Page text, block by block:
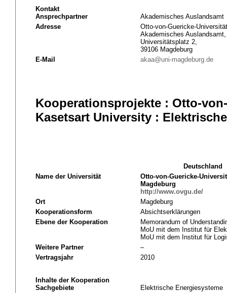
Kontakt
Ansprechpartner
Akademisches Auslandsamt
Adresse
Otto-von-Guericke-
Akademisches Auslandsamt,
Universitätsplatz 2,
39106 Magdeburg
E-Mail
akaa@uni-magdeburg.de
Kooperationsprojekte : Otto-
Kasetsart University :
Deutschland
Name der Universität
Otto-von-Guericke-
Magdeburg
http://www.ovgu.de/
Ort
Magdeburg
Kooperationsform
Absichtserklärungen
Ebene der Kooperation
Memorandum of
MoU mit dem Institut für
MoU mit dem Institut für
Weitere Partner
–
Vertragsjahr
2010
Inhalte der Kooperation
Sachgebiete
Elektrische Energiesysteme